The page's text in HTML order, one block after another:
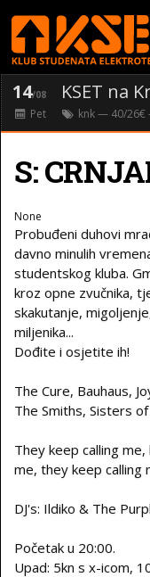
14/08 KSET na
Pet knk— 40/26€
S:
None
Probuđeni duhovi
davno minulih
studentskog kluba.
kroz opne zvučnika,
skakutanje,
miljenika...
Dođite i osjetite ih!
The Cure, Bauhaus,
The Smiths, Sisters
They keep calling
me, they keep calling
DJ's: Ildiko & The
Početak u 20:00.
Upad: 5kn s x-icom,